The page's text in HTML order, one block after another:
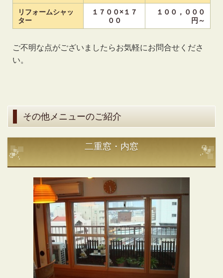
リフォームシャッ
ター
１７００×１７
００
１００，０００
円～
ご不明な点がございましたらお気軽にお問合せくださ
い。
その他メニューのご紹介
二重窓・内窓